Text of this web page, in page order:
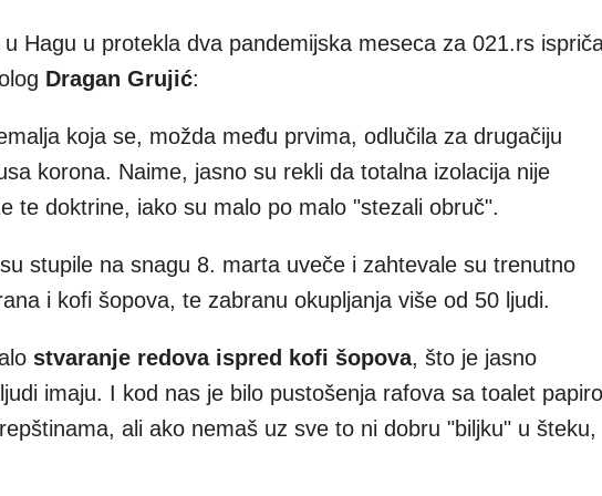
Hagu u protekla dva pandemijska meseca za 021.rs
Dragan Grujić:
koja se, možda među prvima, odlučila za drugačiju
korona. Naime, jasno su rekli da totalna izolacija nije
te doktrine, iako su malo po malo "stezali obruč".
stupile na snagu 8. marta uveče i zahtevale su trenutno
i kofi šopova, te zabranu okupljanja više od 50 ljudi.
stvaranje redova ispred kofi šopova, što je jasno
imaju. I kod nas je bilo pustošenja rafova sa toalet
ali ako nemaš uz sve to ni dobru "biljku" u šteku,